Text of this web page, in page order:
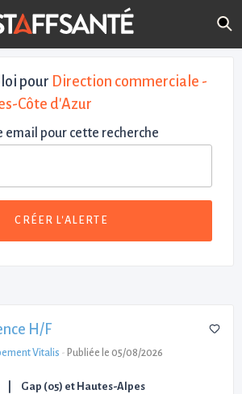
pour Direction commerciale -
Côte d'Azur
email pour cette recherche
CRÉER L'ALERTE
H/F
Vitalis - Publiée le 05/08/2026
Gap (05) et Hautes-Alpes